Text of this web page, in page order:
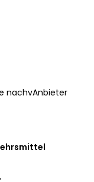
nachvAnbieter